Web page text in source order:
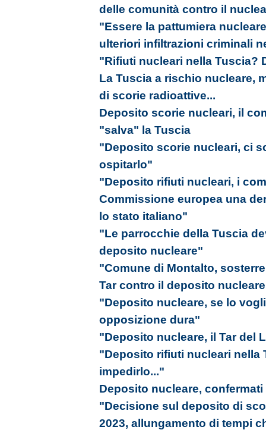
delle comunità contro il
"Essere la pattumiera
ulteriori infiltrazioni criminali
"Rifiuti nucleari nella Tuscia?
La Tuscia a rischio nucleare,
di scorie radioattive...
Deposito scorie nucleari, il
"salva" la Tuscia
"Deposito scorie nucleari, ci
ospitarlo"
"Deposito rifiuti nucleari, i
Commissione europea una
lo stato italiano"
"Le parrocchie della Tuscia
deposito nucleare"
"Comune di Montalto,
Tar contro il deposito
"Deposito nucleare, se lo
opposizione dura"
"Deposito nucleare, il Tar del
"Deposito rifiuti nucleari nella
impedirlo..."
Deposito nucleare,
"Decisione sul deposito di
2023, allungamento di tempi